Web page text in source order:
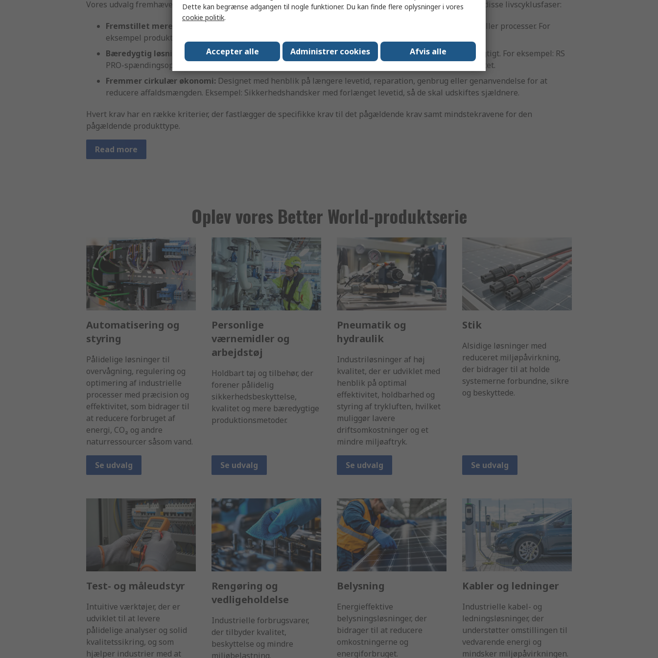
Vores udvalg fremhæver produkter medmindst énvæsentlig forbedring af bæredygtigheden i mindst én af disse livscyklusfaser:
Fremstillet mere bæredygtigt
: Produkter, der fremstilles ved hjælp af mere bæredygtige materialer eller processer. For
eksempel produkter, der indeholder genanvendte materialer.
Bæredygtig løsning:
Produkter, der hjælper dig med at drive din virksomhed mere effektivt og bæredygtigt. For eksempel: RS
PRO-spændingsoptimeringsenheder, der sparer energi ved at føre overskydende strøm tilbage til elnettet.
Fremmer cirkulær økonomi: Designet med henblik på længere levetid, reparation, genbrug eller genanvendelse for at
reducere affaldsmængden. Eksempel: Sikkerhedshandsker med forlænget levetid, så de skal udskiftes sjældnere.
Hvert krav har en række kriterier, der fastlægger de specifikke krav til det pågældende krav samt mindstekravene for den
pågældende produkttype.
Read more
Oplev vores Better World-produktserie
Automatisering og
styring
Pålidelige løsninger til
overvågning, regulering og
optimering af industrielle
processer med præcision og
effektivitet, som bidrager til
at reducere forbruget af
energi, CO₂ og andre
naturressourcer såsom vand.
Se udvalg
Personlige
værnemidler og
arbejdstøj
Holdbart tøj og tilbehør, der
forener pålidelig
sikkerhedsbeskyttelse,
kvalitet og mere bæredygtige
produktionsmetoder.
Se udvalg
Pneumatik og
hydraulik
Industriløsninger af høj
kvalitet, der er udviklet med
henblik på optimal
effektivitet, holdbarhed og
styring af trykluften, hvilket
muliggør lavere
driftsomkostninger og et
mindre miljøaftryk.
Se udvalg
Stik
Alsidige løsninger med
reduceret miljøpåvirkning,
der bidrager til at holde
systemerne forbundne, sikre
og beskyttede.
Se udvalg
Test- og måleudstyr
Intuitive værktøjer, der er
udviklet til at levere
pålidelige analyser og solid
kvalitetssikring, og som
hjælper industrier med at
Rengøring og
vedligeholdelse
Industrielle forbrugsvarer,
der tilbyder kvalitet,
beskyttelse og mindre
miljøbelastning.
Belysning
Energieffektive
belysningsløsninger, der
bidrager til at reducere
omkostningerne og
energiforbruget.
Kabler og ledninger
Industrielle kabel- og
ledningsløsninger, der
understøtter omstillingen til
vedvarende energi og
mindsker miljøpåvirkningen.
Dette kan begrænse adgangen til nogle funktioner. Du kan finde flere oplysninger i vores
cookie politik.
Accepter alle Administrer cookies Afvis alle